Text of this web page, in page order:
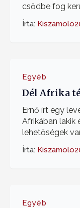
csődbe fog
Írta: Kiszamolo
Egyéb
Dél Afrika
Ernő írt egy
Afrikában lakik
lehetőségek
Írta: Kiszamolo
Egyéb